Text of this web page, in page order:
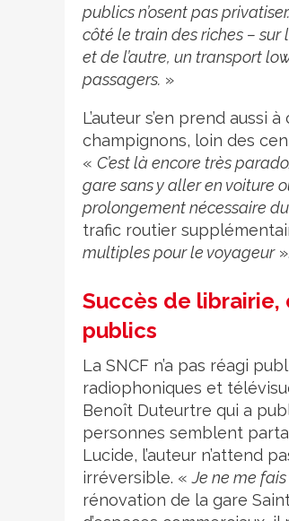
publics n’osent pas
côté le train des riches –
et de l’autre, un transport
passagers. »
L’auteur s’en prend
champignons, loin des
« C’est là encore très
gare sans y aller en voiture
prolongement nécessaire
trafic routier
multiples pour le voyageur».
Succès de librairie,
publics
La SNCF n’a pas réagi
radiophoniques et
Benoît Duteurtre qui a
personnes semblent
Lucide, l’auteur n’attend
irréversible. «Je ne me
rénovation de la gare